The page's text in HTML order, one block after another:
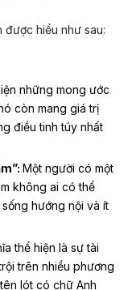
hiểu như sau:
những mong ước
còn mang giá trị
điều tinh túy nhất
Một người có một
không ai có thể
hướng nội và ít
thể hiện là sự tài
trên nhiều phương
lót có chữ Anh